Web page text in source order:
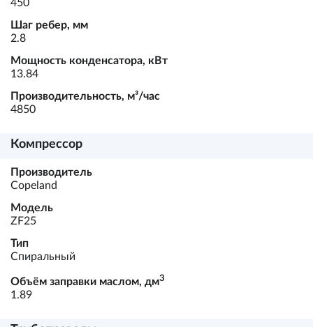
450
Шаг ребер, мм
2.8
Мощность конденсатора, кВт
13.84
Производительность, м³/час
4850
Компрессор
Производитель
Copeland
Модель
ZF25
Тип
Спиральный
Объём заправки маслом, дм3
1.89